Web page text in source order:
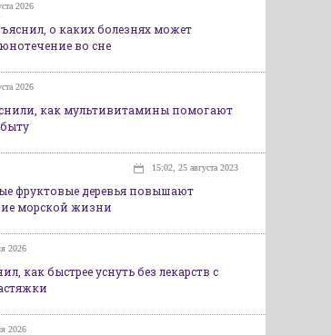
2026
о каких болезнях может
во сне
2026
как мультивитамины помогают
15:02, 25 августа 2023
фруктовые деревья повышают
морской жизни
2026
как быстрее уснуть без лекарств с
2026